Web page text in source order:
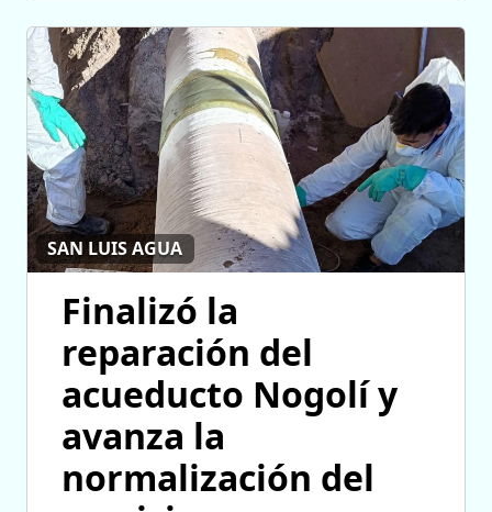
SAN LUIS AGUA
Finalizó la
reparación del
acueducto Nogolí y
avanza la
normalización del